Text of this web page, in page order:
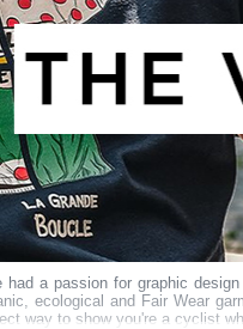
had a passion for graphic
ecological and Fair Wear
way to show you're a cyclist